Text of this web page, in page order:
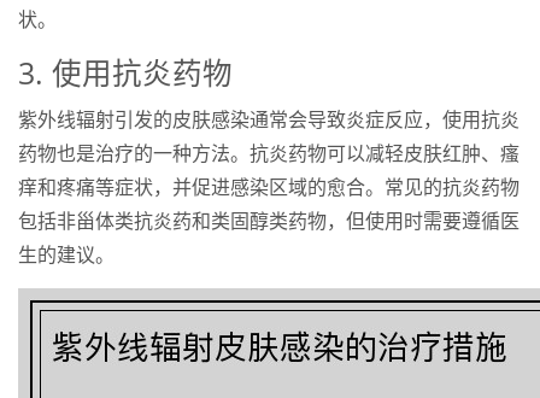
状。
3. 使用抗炎药物
紫外线辐射引发的皮肤感染通常会导致炎症反应，使用抗炎
药物也是治疗的一种方法。抗炎药物可以减轻皮肤红肿、瘙
痒和疼痛等症状，并促进感染区域的愈合。常见的抗炎药物
包括非甾体类抗炎药和类固醇类药物，但使用时需要遵循医
生的建议。